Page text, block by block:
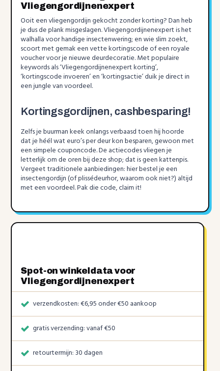
Vliegengordijnenexpert
Ooit een vliegengordijn gekocht zonder korting? Dan heb
je dus de plank misgeslagen. Vliegengordijnenexpert is het
walhalla voor handige insectenwering; en wie slim zoekt,
scoort met gemak een vette kortingscode of een royale
voucher voor je nieuwe deurdecoratie. Met populaire
keywords als ‘Vliegengordijnenexpert korting’,
‘kortingscode invoeren’ en ‘kortingsactie’ duik je direct in
een jungle van voordeel.
Kortingsgordijnen, cashbesparing!
Zelfs je buurman keek onlangs verbaasd toen hij hoorde
dat je héél wat euro’s per deur kon besparen, gewoon met
een simpele couponcode. De actiecodes vliegen je
letterlijk om de oren bij deze shop; dat is geen kattenpis.
Vergeet traditionele aanbiedingen: hier bestel je een
insectengordijn (of plissédeurhor, waarom ook niet?) altijd
met een voordeel. Pak die code, claim it!
Spot-on winkeldata voor
Vliegengordijnenexpert
verzendkosten: €6,95 onder €50 aankoop
gratis verzending: vanaf €50
retourtermijn: 30 dagen